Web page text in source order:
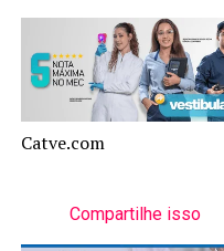
Catve.com
Compartilhe isso